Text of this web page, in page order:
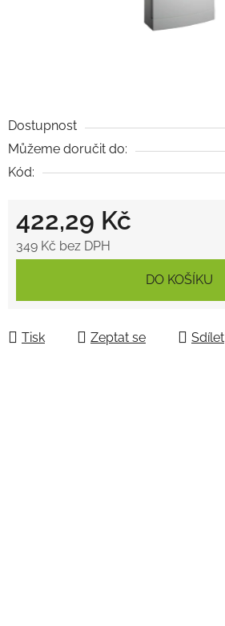
Dostupnost
Můžeme doručit do:
Kód:
422,29 Kč
349 Kč bez DPH
DO KOŠÍKU
Tisk Zeptat se Sdílet